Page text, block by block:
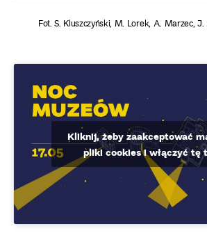
Fot. S. Kluszczyński, M. Lorek, A. Marzec,
Kliknij, żeby zaakceptować
pliki cookies i włączyć tę